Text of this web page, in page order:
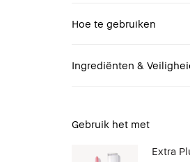
Hoe te gebruiken
Ingrediënten &
Gebruik het met
Extra